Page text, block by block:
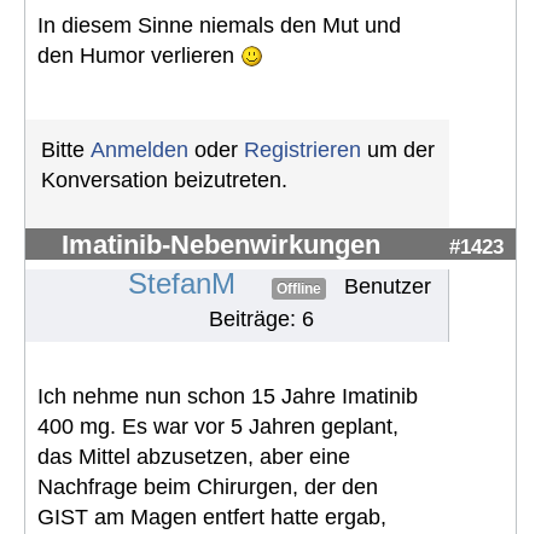
In diesem Sinne niemals den Mut und
den Humor verlieren
Bitte Anmelden oder Registrieren um der
Konversation beizutreten.
Imatinib-Nebenwirkungen #1423
StefanM Offline
Benutzer
Beiträge: 6
Ich nehme nun schon 15 Jahre Imatinib
400 mg. Es war vor 5 Jahren geplant,
das Mittel abzusetzen, aber eine
Nachfrage beim Chirurgen, der den
GIST am Magen entfert hatte ergab,